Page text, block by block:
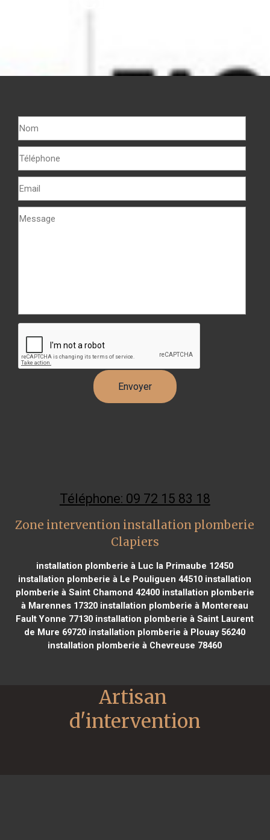
Téléphone: 09 72 15 83 18
Zone intervention installation plomberie
Clapiers
installation plomberie à Luc la Primaube 12450
installation plomberie à Le Pouliguen 44510 installation
plomberie à Saint Chamond 42400installation plomberie
à Marennes 17320 installation plomberie à Montereau
Fault Yonne 77130 installation plomberie à Saint Laurent
de Mure 69720 installation plomberie à Plouay 56240
installation plomberie à Chevreuse 78460
Artisan
d'intervention